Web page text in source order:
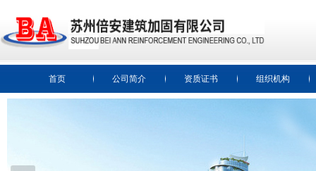
首页 公司简介 资质证书 组织机构